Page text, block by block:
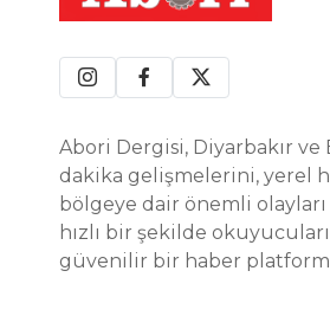
Abori Dergisi, Diyarbakır ve
dakika gelişmelerini, yerel
bölgeye dair önemli olayları
hızlı bir şekilde
güvenilir bir haber